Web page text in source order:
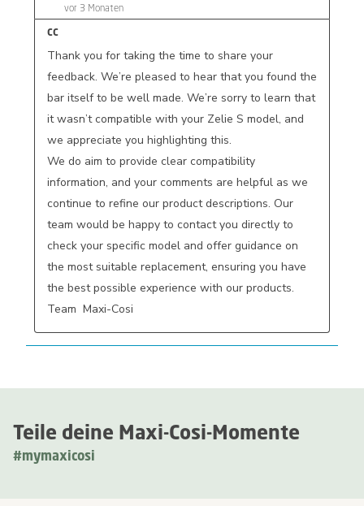
Teile deine Maxi-Cosi-Momente
#mymaxicosi
vor 3 Monaten
CC
Thank you for taking the time to share your
feedback. We’re pleased to hear that you found the
bar itself to be well made. We’re sorry to learn that
it wasn’t compatible with your Zelie S model, and
we appreciate you highlighting this.
We do aim to provide clear compatibility
information, and your comments are helpful as we
continue to refine our product descriptions. Our
team would be happy to contact you directly to
check your specific model and offer guidance on
the most suitable replacement, ensuring you have
the best possible experience with our products.
Team  Maxi-Cosi